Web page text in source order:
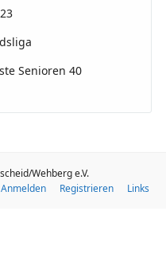
Senioren 40
Wehberg e.V.
Anmelden Registrieren Links